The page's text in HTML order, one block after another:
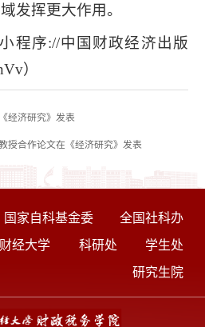
发挥更大作用。
程序://中国财政经济出版
）
经济研究》发表
授合作论文在《经济研究》发表
国家自科基金委
全国社科办
经大学 科研处
学生处
研究生院